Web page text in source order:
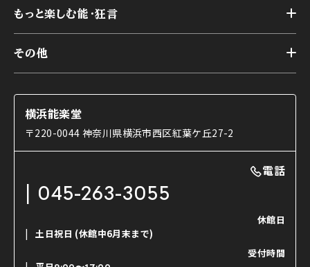
様々なお客様に向けて
本舞台座席
交通アクセス
アーカイブ
第二舞台
研修室
楽屋
ご利用の流れ
利用料金表
もっと楽しむ能・狂言
能舞台と演じ手
使用する道具
能・狂言の曲目説明
日本の古典芸能
その他
コラム
OTABISHO
チケット購入方法
ご寄附について
よくいただくご質問
横浜能楽堂
〒220-0044 神奈川県横浜市西区紅葉ケ丘27-2
電話
045-263-3055
休館日
土日祝日 (休館中6月末まで)
受付時間